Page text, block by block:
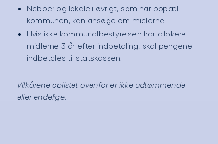
Naboer og lokale i øvrigt, som har bopæl i
kommunen, kan ansøge om midlerne.
Hvis ikke kommunalbestyrelsen har allokeret
midlerne 3 år efter indbetaling, skal pengene
indbetales til statskassen.
Vilkårene oplistet ovenfor er ikke udtømmende
eller endelige.